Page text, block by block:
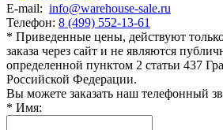
E-mail: info@warehouse-sale.ru
Телефон: 8 (499) 552-13-61
* Приведенные цены, действуют
заказа через сайт и не являютcя
опрeделенной пунктoм 2 стaтьи 437
Российской Федерации.
Вы можете заказать наш телефонный
* Имя: